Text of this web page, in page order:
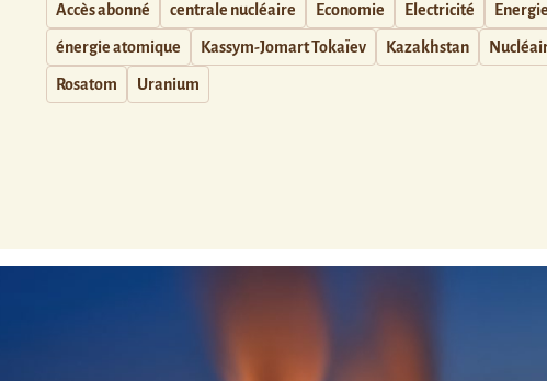
Accès abonné centrale nucléaire Economie Electricité Energie
énergie atomique Kassym-Jomart Tokaïev Kazakhstan
Rosatom Uranium